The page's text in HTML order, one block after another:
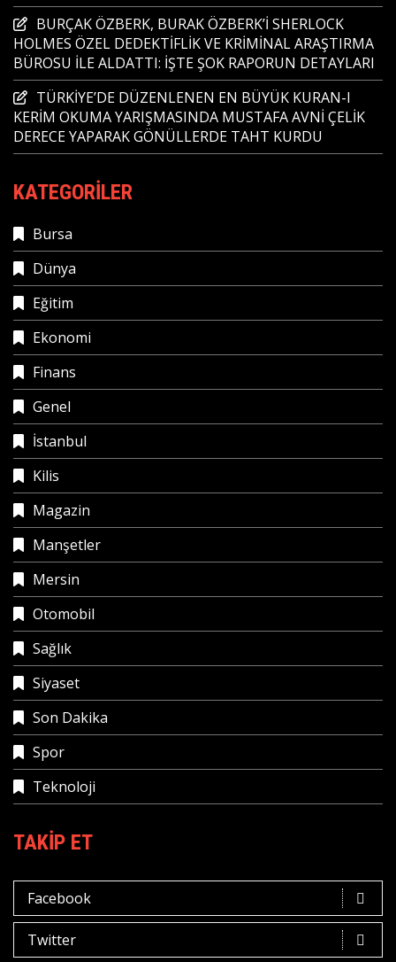
BURÇAK ÖZBERK, BURAK ÖZBERK’İ SHERLOCK
HOLMES ÖZEL DEDEKTİFLİK VE KRİMİNAL ARAŞTIRMA
BÜROSU İLE ALDATTI: İŞTE ŞOK RAPORUN DETAYLARI
TÜRKİYE’DE DÜZENLENEN EN BÜYÜK KURAN-I
KERİM OKUMA YARIŞMASINDA MUSTAFA AVNİ ÇELİK
DERECE YAPARAK GÖNÜLLERDE TAHT KURDU
KATEGORILER
Bursa
Dünya
Eğitim
Ekonomi
Finans
Genel
İstanbul
Kilis
Magazin
Manşetler
Mersin
Otomobil
Sağlık
Siyaset
Son Dakika
Spor
Teknoloji
TAKIP ET
Facebook
Twitter